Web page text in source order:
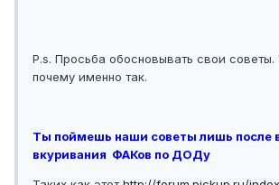
P.s. Просьба обосновывать свои советы.
почему именно так.
Ты поймешь наши советы лишь после
вкуривания ФАКов по ДОДу